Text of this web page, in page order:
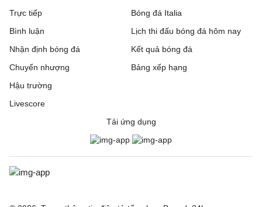
Trực tiếp
Bóng đá Italia
Bình luận
Nhận định bóng đá
Chuyển nhượng
Hậu trường
Livescore
Lịch thi đấu bóng đá hôm nay
Kết quả bóng đá
Bảng xếp hạng
Tải ứng dụng